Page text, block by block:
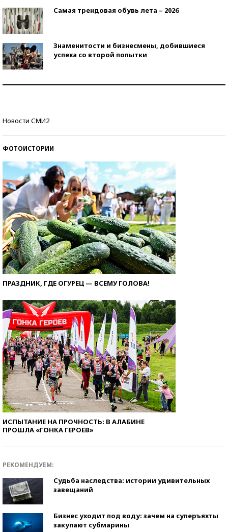
Самая трендовая обувь лета – 2026
Знаменитости и бизнесмены, добившиеся
успеха со второй попытки
Новости СМИ2
ФОТОИСТОРИИ
ПРАЗДНИК, ГДЕ ОГУРЕЦ — ВСЕМУ ГОЛОВА!
ИСПЫТАНИЕ НА ПРОЧНОСТЬ: В АЛАБИНЕ
ПРОШЛА «ГОНКА ГЕРОЕВ»
РЕКОМЕНДУЕМ:
Судьба наследства: истории удивительных
завещаний
Бизнес уходит под воду: зачем на суперъяхты
закупают субмарины